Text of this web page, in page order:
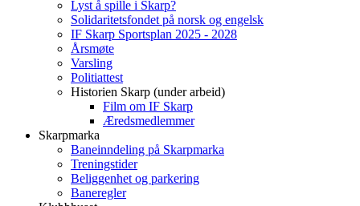
Lyst å spille i Skarp?
Solidaritetsfondet på norsk og engelsk
IF Skarp Sportsplan 2025 - 2028
Årsmøte
Varsling
Politiattest
Historien Skarp (under arbeid)
Film om IF Skarp
Æredsmedlemmer
Skarpmarka
Baneinndeling på Skarpmarka
Treningstider
Beliggenhet og parkering
Baneregler